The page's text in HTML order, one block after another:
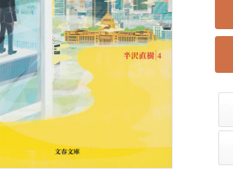
Amazon
紀伊國屋書店ウェブストアe-hon